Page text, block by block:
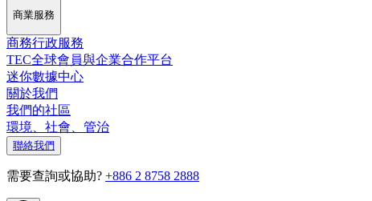
商業服務
商務行政服務
TEC全球會員與企業合作平台
迷你數據中心
關於我們
我們的社區
環境、社會、管治
聯絡我們
需要查詢或協助? +886 2 8758 2888